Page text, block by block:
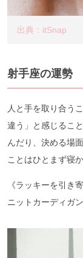
出典：itSnap
射手座の運勢
人と手を取り合う
違う」と感じるこ
んだり、決める場
ことはひとまず寝
《ラッキーを引き
ニットカーディガン